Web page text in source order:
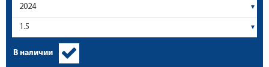
В наличии